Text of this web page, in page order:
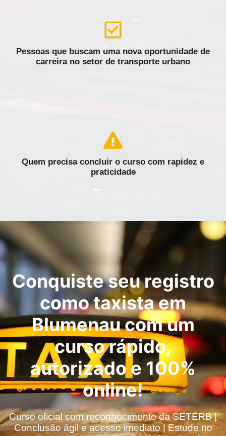
Pessoas que buscam uma nova oportunidade de
carreira no setor de transporte urbano
Quem precisa concluir o curso com rapidez e
praticidade
Conquiste seu registro
como taxista em
Blumenau com um
curso rápido,
autorizado e 100%
online!
Curso oficial com reconhecimento da SETERB |
Conclusão ágil e acesso imediato | Estude no